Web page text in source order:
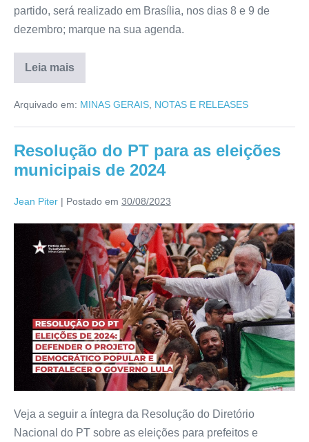
partido, será realizado em Brasília, nos dias 8 e 9 de
dezembro; marque na sua agenda.
Leia mais
Arquivado em: MINAS GERAIS NOTAS E RELEASES
Resolução do PT para as eleições
municipais de 2024
Jean Piter | Postado em 30/08/2023
Veja a seguir a íntegra da Resolução do Diretório
Nacional do PT sobre as eleições para prefeitos e